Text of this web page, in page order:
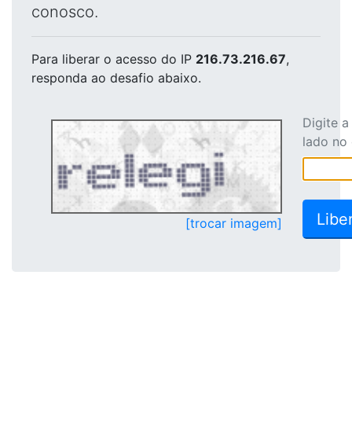
conosco.
Para liberar o acesso do IP 216.73.216.67,
responda ao desafio abaixo.
[trocar imagem]
Digite
lado no